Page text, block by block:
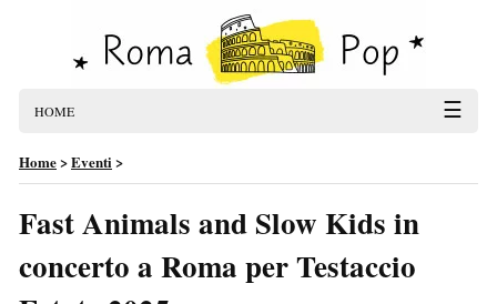
HOME ☰
Home>Eventi>
Fast Animals and Slow Kids in
concerto a Roma per Testaccio